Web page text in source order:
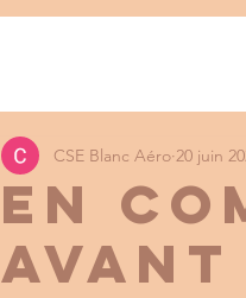
En
CSE Blanc Aéro 20 juin